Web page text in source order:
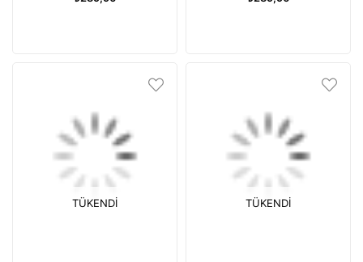
TÜKENDI TÜKENDI